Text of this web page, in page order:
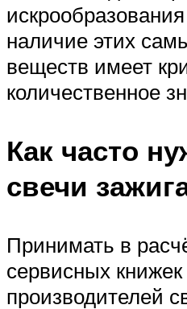
наличие этих
веществ имеет
количественное
Как часто
свечи
Принимать в
сервисных
производителей